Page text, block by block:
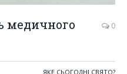
медичного
0
ЯКЕ СЬОГОДНІ СВЯТО?